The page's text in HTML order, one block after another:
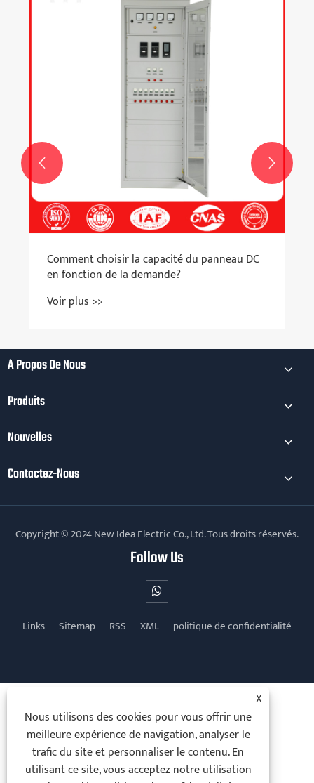
choisir la capacité du panneau DC
de la demande?
 
À Propos De Nous
Produits
Nouvelles
Contactez-Nous
Copyright © 2024 New Idea Electric Co., Ltd. Tous droits réservés.
Follow Us
Links Sitemap RSS XML politique de confidentialité
X
Nous utilisons des cookies pour vous offrir une
meilleure expérience de navigation, analyser le
trafic du site et personnaliser le contenu. En
utilisant ce site, vous acceptez notre utilisation